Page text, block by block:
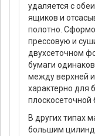
удаляется с
ящиков и
полотно.
прессовую и
двухсеточном
бумаги
между верхней
характерно для
В других типах
большим